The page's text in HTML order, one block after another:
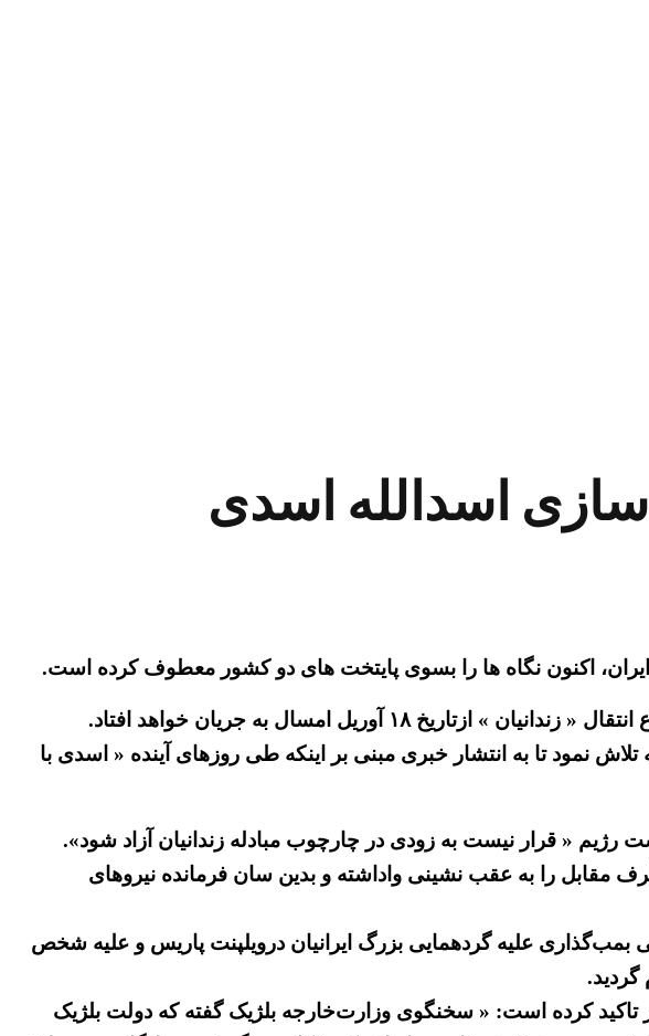
اسدالله اسدی
اکنون نگاه ها را بسوی پایتخت های دو کشور معطوف کرده است.
امسال به جریان خواهد افتاد.
نمود تا به انتشار خبری مبنی بر اینکه طی روزهای آینده « اسدی با
« قرار نیست به زودی در چارچوب مبادله زندانیان آزاد شود».
را به عقب نشینی واداشته و بدین سان فرمانده نیروهای
در وین، در تاریخ ۱ ژوئیه ۲۰۱۸ بدلیل آمریت و فرماندهی بمب‌گذاری علیه گردهمایی بزرگ ایرانیان درویلپنت پاریس و علیه شخص
تاکید کرده است: « سخنگوی وزارت‌خارجه بلژیک گفته که دولت بلژیک